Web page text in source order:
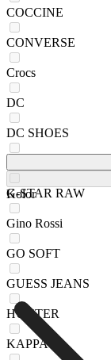
COCCINE
CONVERSE
Crocs
DC
DC SHOES
G-STAR RAW
Gino Rossi
GO SOFT
GUESS JEANS
HUNTER
KAPPA
Kolor